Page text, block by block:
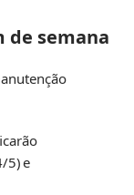
de semana
5) e